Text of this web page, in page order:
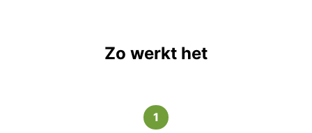
Zo werkt het
1